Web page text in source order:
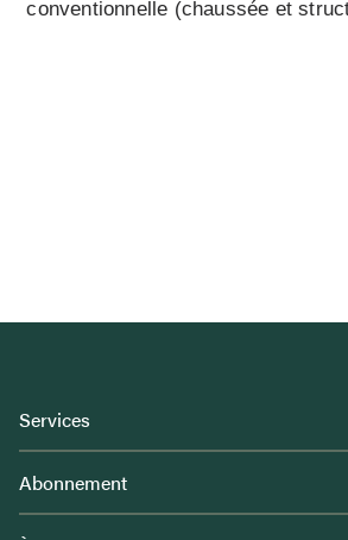
conventionnelle (chaussée et
Services
Abonnement